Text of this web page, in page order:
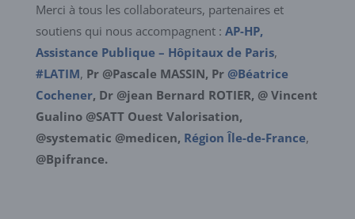
Merci à tous les collaborateurs, partenaires et
soutiens qui nous accompagnent : AP-HP,
Assistance Publique – Hôpitaux de Paris,
#LATIM, Pr @Pascale MASSIN, Pr @Béatrice
Cochener, Dr @jean Bernard ROTIER, @ Vincent
Gualino @SATT Ouest Valorisation,
@systematic @medicen, Région Île-de-France,
@Bpifrance.